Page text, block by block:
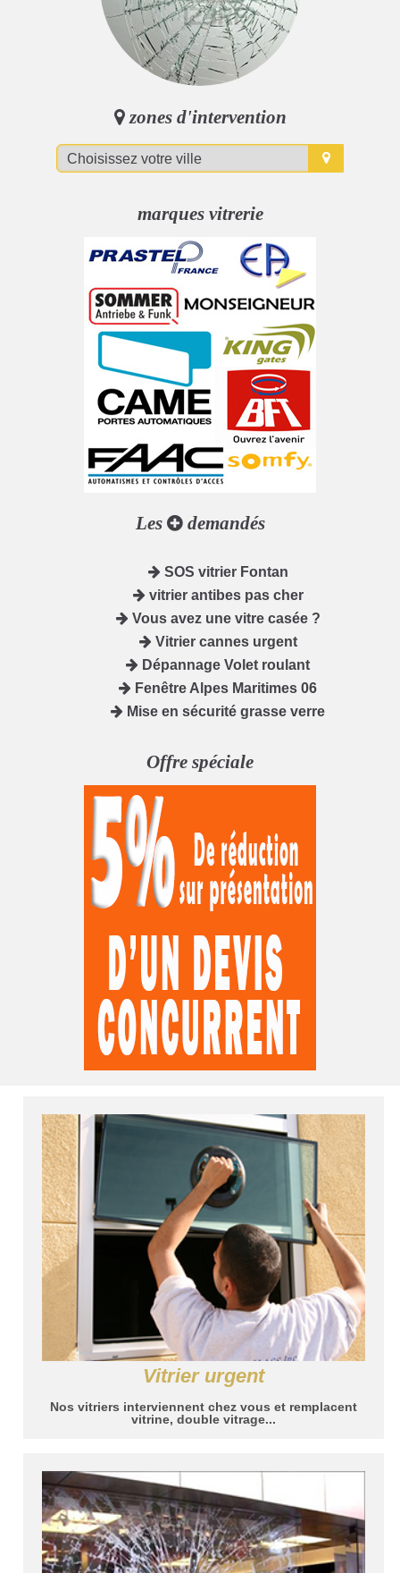
zones d'intervention
marques vitrerie
Les demandés
SOS vitrier Fontan
vitrier antibes pas cher
Vous avez une vitre casée ?
Vitrier cannes urgent
Dépannage Volet roulant
Fenêtre Alpes Maritimes 06
Mise en sécurité grasse verre
Offre spéciale
Vitrier urgent
Nos vitriers interviennent chez vous et remplacent
vitrine, double vitrage...